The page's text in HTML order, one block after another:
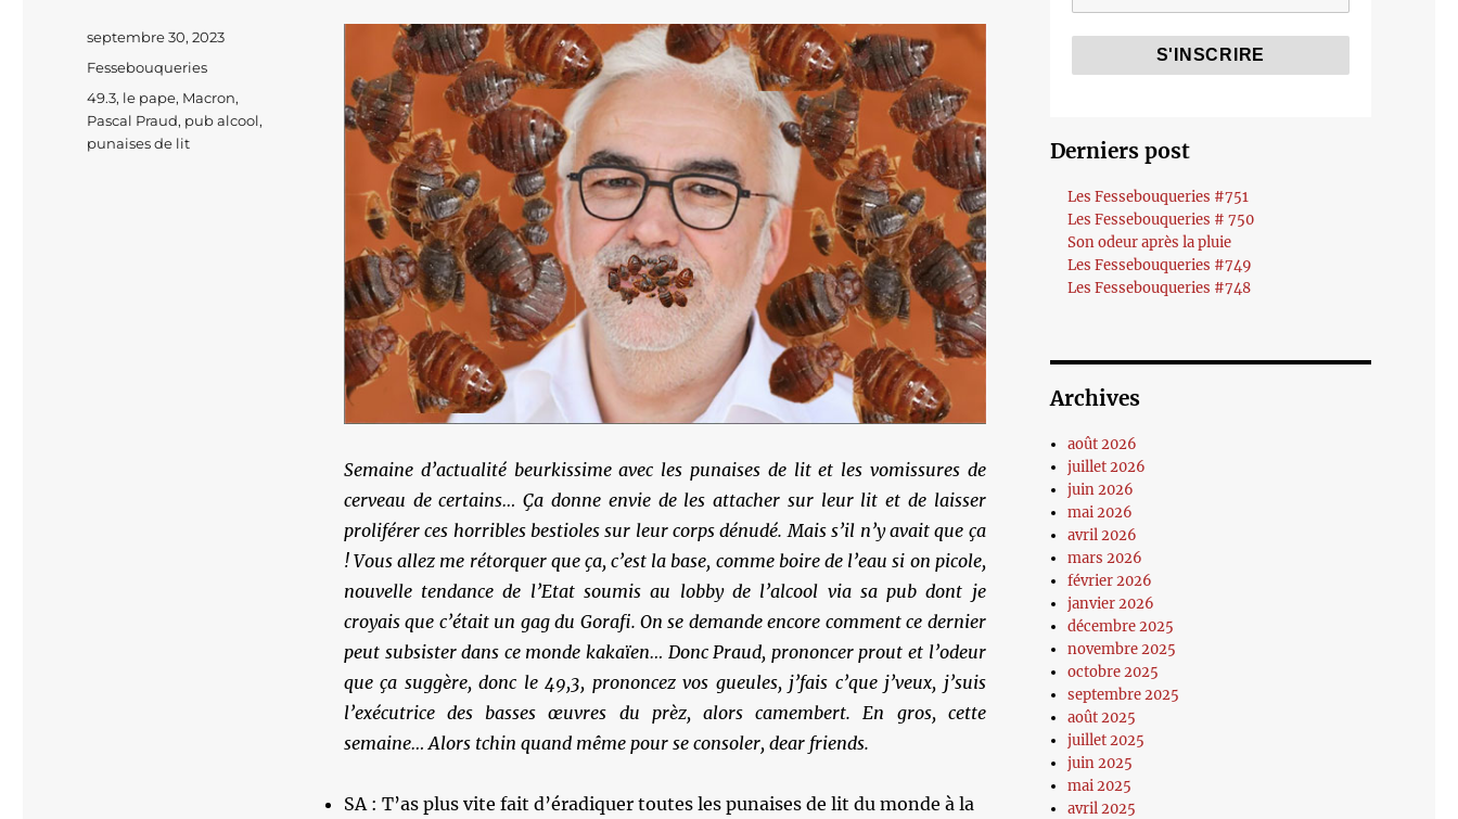
Semaine d’actualité beurkissime avec les punaises de lit et les vomissures de
cerveau de certains… Ça donne envie de les attacher sur leur lit et de laisser
proliférer ces horribles bestioles sur leur corps dénudé. Mais s’il n’y avait que ça
! Vous allez me rétorquer que ça, c’est la base, comme boire de l’eau si on picole,
nouvelle tendance de l’Etat soumis au lobby de l’alcool via sa pub dont je
croyais que c’était un gag du Gorafi. On se demande encore comment ce dernier
peut subsister dans ce monde kakaïen… Donc Praud, prononcer prout et l’odeur
que ça suggère, donc le 49,3, prononcez vos gueules, j’fais c’que j’veux, j’suis
l’exécutrice des basses œuvres du prèz, alors camembert. En gros, cette
semaine… Alors tchin quand même pour se consoler, dear friends.
SA : T’as plus vite fait d’éradiquer toutes les punaises de lit du monde à la
Publié
septembre 30, 2023
Catégories
Fessebouqueries
Étiquettes
49.3, le pape, Macron,
Pascal Praud, pub alcool,
punaises de lit
Derniers post
Les Fessebouqueries #751
Les Fessebouqueries # 750
Son odeur après la pluie
Les Fessebouqueries #749
Les Fessebouqueries #748
Archives
août 2026
juillet 2026
juin 2026
mai 2026
avril 2026
mars 2026
février 2026
janvier 2026
décembre 2025
novembre 2025
octobre 2025
septembre 2025
août 2025
juillet 2025
juin 2025
mai 2025
avril 2025